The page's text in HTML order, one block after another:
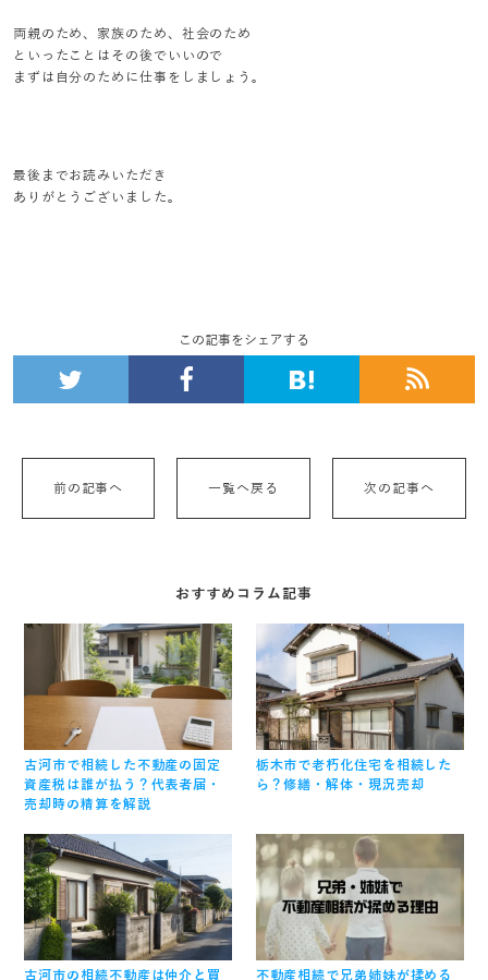
両親のため、家族のため、社会のため
といったことはその後でいいので
まずは自分のために仕事をしましょう。
最後までお読みいただき
ありがとうございました。
この記事をシェアする
前の記事へ 一覧へ戻る 次の記事へ
おすすめコラム記事
古河市で相続した不動産の固定
資産税は誰が払う？代表者届・
売却時の精算を解説
栃木市で老朽化住宅を相続した
ら？修繕・解体・現況売却
古河市の相続不動産は仲介と買 不動産相続で兄弟姉妹が揉める